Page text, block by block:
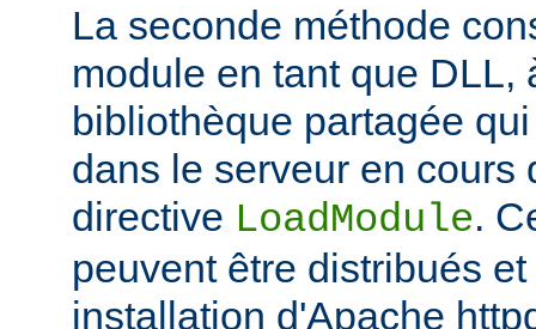
La seconde méthode
module en tant que DLL,
bibliothèque partagée
dans le serveur en cours
directive LoadModule.
peuvent être distribués
installation d'Apache